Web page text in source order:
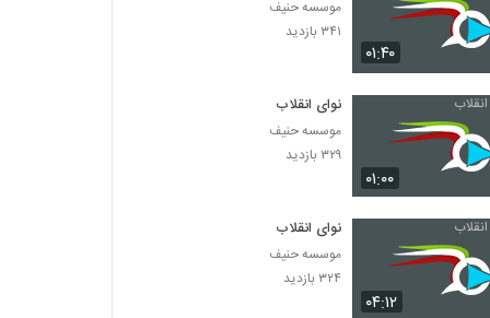
۰۱:۴۰
موسسه حنیف
۳۴۱ بازدید
۰۱:۰۰
نوای انقلاب
موسسه حنیف
۳۲۹ بازدید
۰۴:۱۲
نوای انقلاب
موسسه حنیف
۳۲۴ بازدید